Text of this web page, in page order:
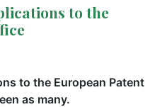
to the
to the European Patent
as many.